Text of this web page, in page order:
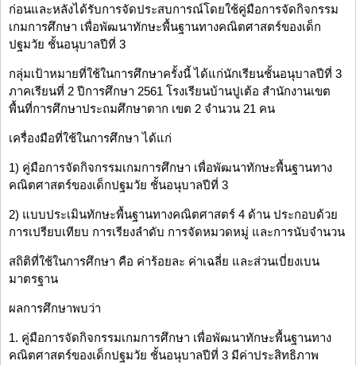
ก่อนและหลังได้รับการจัดประสบการณ์โดยใช้คู่มือการจัดกิจกรรม
เกมการศึกษา เพื่อพัฒนาทักษะพื้นฐานทางคณิตศาสตร์ของเด็ก
ปฐมวัย ชั้นอนุบาลปีที่ 3
กลุ่มเป้าหมายที่ใช้ในการศึกษาครั้งนี้ ได้แก่นักเรียนชั้นอนุบาลปีที่ 3
ภาคเรียนที่ 2 ปีการศึกษา 2561 โรงเรียนบ้านปูเต้อ สำนักงานเขต
พื้นที่การศึกษาประถมศึกษาตาก เขต 2 จำนวน 21 คน
เครื่องมือที่ใช้ในการศึกษา ได้แก่
1) คู่มือการจัดกิจกรรมเกมการศึกษา เพื่อพัฒนาทักษะพื้นฐานทาง
คณิตศาสตร์ของเด็กปฐมวัย ชั้นอนุบาลปีที่ 3
2) แบบประเมินทักษะพื้นฐานทางคณิตศาสตร์ 4 ด้าน ประกอบด้วย
การเปรียบเทียบ การเรียงลำดับ การจัดหมวดหมู่ และการนับจำนวน
สถิติที่ใช้ในการศึกษา คือ ค่าร้อยละ ค่าเฉลี่ย และส่วนเบี่ยงเบน
มาตรฐาน
ผลการศึกษาพบว่า
1. คู่มือการจัดกิจกรรมเกมการศึกษา เพื่อพัฒนาทักษะพื้นฐานทาง
คณิตศาสตร์ของเด็กปฐมวัย ชั้นอนุบาลปีที่ 3 มีค่าประสิทธิภาพ